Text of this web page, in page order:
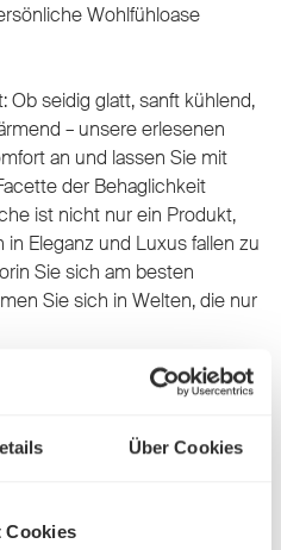
Über Cookies
Cookies
Wohlfühloase
Ob seidig glatt, sanft kühlend,
– unsere erlesenen
an und lassen Sie mit
der Behaglichkeit
ist nicht nur ein Produkt,
Eleganz und Luxus fallen zu
Sie sich am besten
Sie sich in Welten, die nur